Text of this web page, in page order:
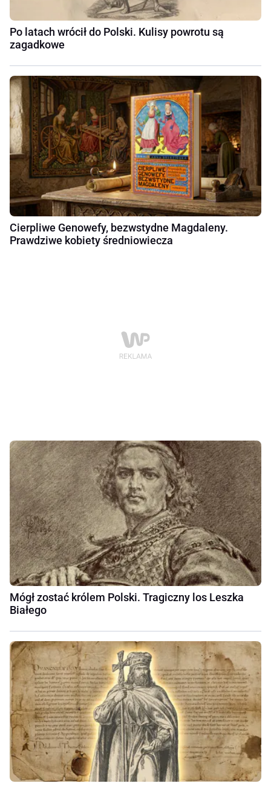
Po latach wrócił do Polski. Kulisy powrotu są
zagadkowe
Cierpliwe Genowefy, bezwstydne Magdaleny.
Prawdziwe kobiety średniowiecza
Mógł zostać królem Polski. Tragiczny los Leszka
Białego